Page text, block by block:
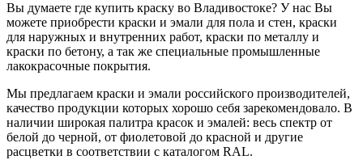
Вы думаете где купить краску во Владивостоке? У нас Вы
можете приобрести краски и эмали для пола и стен, краски
для наружных и внутренних работ, краски по металлу и
краски по бетону, а так же специальные промышленные
лакокрасочные покрытия.
Мы предлагаем краски и эмали российского производителей,
качество продукции которых хорошо себя зарекомендовало. В
наличии широкая палитра красок и эмалей: весь спектр от
белой до черной, от фиолетовой до красной и другие
расцветки в соответствии с каталогом RAL.